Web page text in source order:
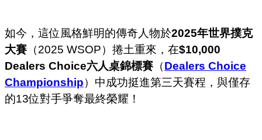
如今，這位風格鮮明的傳奇人物於2025年世界撲克
大賽 （2025 WSOP）捲土重來，在$10,000
Dealers Choice六人桌錦標賽 （Dealers Choice
Championship）中成功挺進第三天賽程，與僅存
的13位對手爭奪最終榮耀！